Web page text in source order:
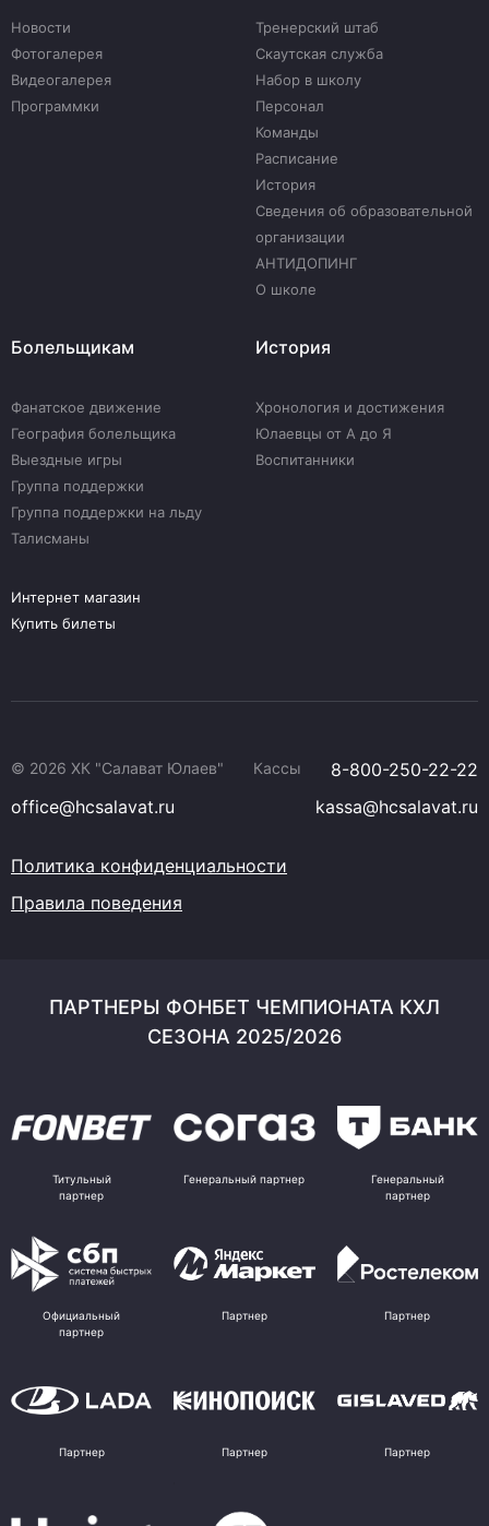
Новости
Фотогалерея
Видеогалерея
Программки
Тренерский штаб
Скаутская служба
Набор в школу
Персонал
Команды
Расписание
История
Сведения об образовательной
организации
АНТИДОПИНГ
О школе
Болельщикам
Фанатское движение
География болельщика
Выездные игры
Группа поддержки
Группа поддержки на льду
Талисманы
История
Хронология и достижения
Юлаевцы от А до Я
Воспитанники
Интернет магазин
Купить билеты
© 2026 ХК "Салават Юлаев" Кассы
8-800-250-22-22
office@hcsalavat.ru
kassa@hcsalavat.ru
Политика конфиденциальности
Правила поведения
ПАРТНЕРЫ ФОНБЕТ ЧЕМПИОНАТА КХЛ
СЕЗОНА 2025/2026
Титульный
партнер
Генеральный партнер
Генеральный
партнер
Официальный
партнер
Партнер Партнер
Партнер Партнер Партнер